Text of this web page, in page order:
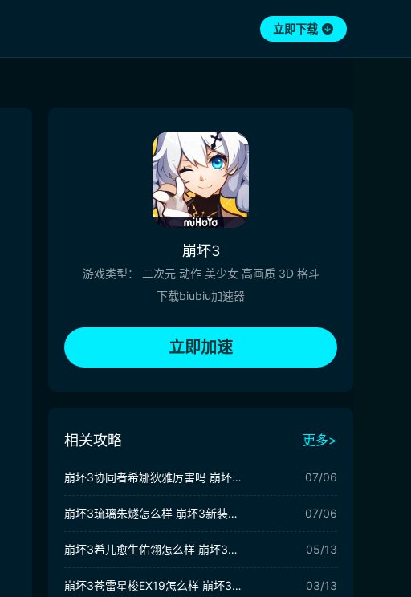
立即下载
崩坏3
游戏类型： 二次元 动作 美少女 高画质 3D 格斗
下载biubiu加速器
立即加速
相关攻略 更多>
崩坏3协同者希娜狄雅厉害吗 崩坏3希娜狄雅​技能解析 07/06
崩坏3琉璃朱燧怎么样 崩坏3新装备琉璃朱燧介绍 07/06
崩坏3希儿愈生佑翎怎么样 崩坏3希儿愈生佑翎介绍 05/13
崩坏3苍雷星梭EX19怎么样 崩坏3苍雷星梭EX19强度分析 03/13